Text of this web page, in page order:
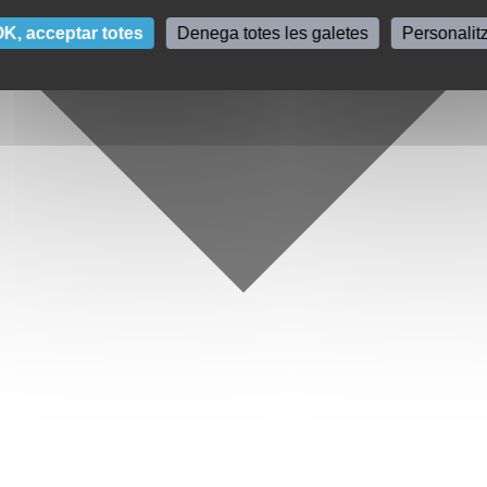
acceptar totes Denega totes les galetes